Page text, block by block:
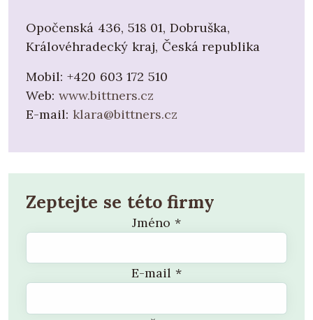
Opočenská 436, 518 01, Dobruška,
Královéhradecký kraj, Česká republika
Mobil: +420 603 172 510
Web: www.bittners.cz
E-mail: klara@bittners.cz
Zeptejte se této firmy
Jméno *
E-mail *